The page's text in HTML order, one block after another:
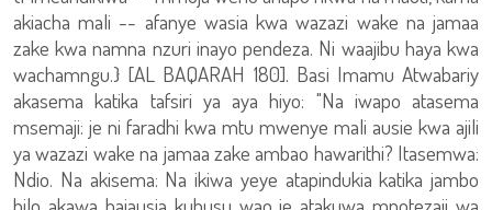
akiacha mali -- afanye wasia kwa wazazi wake na jamaa
zake kwa namna nzuri inayo pendeza. Ni waajibu haya kwa
wachamngu.} [AL BAQARAH 180]. Basi Imamu Atwabariy
akasema katika tafsiri ya aya hiyo: "Na iwapo atasema
msemaji: je ni faradhi kwa mtu mwenye mali ausie kwa ajili
ya wazazi wake na jamaa zake ambao hawarithi? Itasemwa:
Ndio. Na akisema: Na ikiwa yeye atapindukia katika jambo